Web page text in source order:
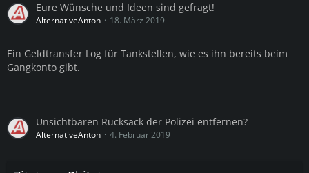
Eure Wünsche und Ideen sind gefragt!
AlternativeAnton 18. März 2019
Ein Geldtransfer Log für Tankstellen, wie es ihn bereits beim
Gangkonto gibt.
Unsichtbaren Rucksack der Polizei entfernen?
AlternativeAnton 4. Februar 2019